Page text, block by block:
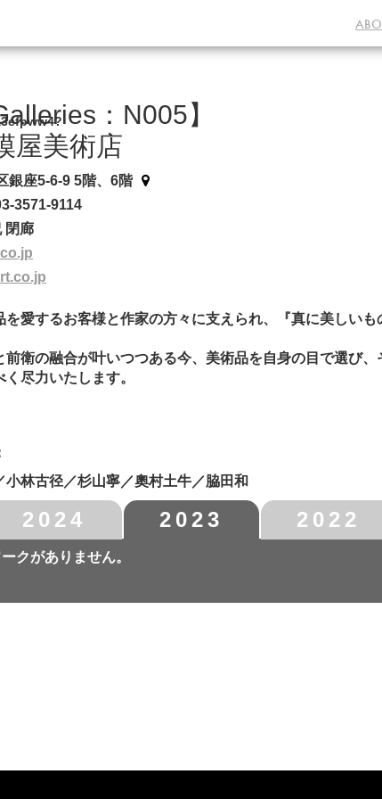
：N005】
屋美術店
銀座5-6-9 5階、6階
3571-9114
閉廊
を愛するお客様と作家の方々に支えられ、『真に美しい
前衛の融合が叶いつつある今、美術品を自身の目で選び
尽力いたします。
林古径／杉山寧／奧村土牛／脇田和
2024 2023 2022
クがありません。